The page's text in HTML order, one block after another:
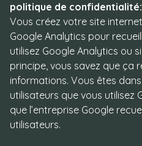
politique de confidentialité: